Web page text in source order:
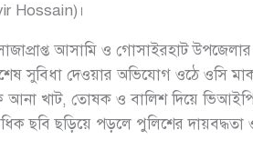
Hossain)।
আসামি ও গোসাইরহাট
সুবিধা দেওয়ার অভিযোগ ওঠে ওসি
আনা খাট, তোষক ও বালিশ দিয়ে
ছড়িয়ে পড়লে পুলিশের দায়বদ্ধতা ও